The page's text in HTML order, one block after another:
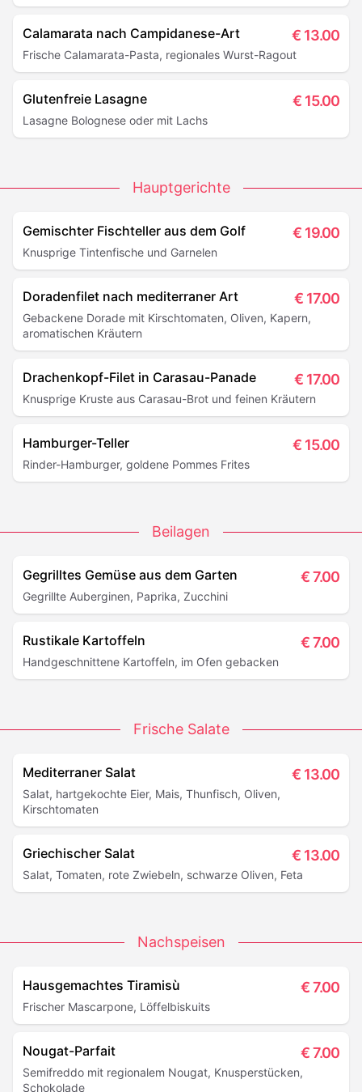
Calamarata nach Campidanese-Art € 13.00
Frische Calamarata-Pasta, regionales Wurst-Ragout
Glutenfreie Lasagne € 15.00
Lasagne Bolognese oder mit Lachs
Hauptgerichte
Gemischter Fischteller aus dem Golf € 19.00
Knusprige Tintenfische und Garnelen
Doradenfilet nach mediterraner Art € 17.00
Gebackene Dorade mit Kirschtomaten, Oliven, Kapern,
aromatischen Kräutern
Drachenkopf-Filet in Carasau-Panade € 17.00
Knusprige Kruste aus Carasau-Brot und feinen Kräutern
Hamburger-Teller € 15.00
Rinder-Hamburger, goldene Pommes Frites
Beilagen
Gegrilltes Gemüse aus dem Garten €7.00
Gegrillte Auberginen, Paprika, Zucchini
Rustikale Kartoffeln €7.00
Handgeschnittene Kartoffeln, im Ofen gebacken
Frische Salate
Mediterraner Salat € 13.00
Salat, hartgekochte Eier, Mais, Thunfisch, Oliven,
Kirschtomaten
Griechischer Salat € 13.00
Salat, Tomaten, rote Zwiebeln, schwarze Oliven, Feta
Nachspeisen
Hausgemachtes Tiramisù €7.00
Frischer Mascarpone, Löffelbiskuits
Nougat-Parfait €7.00
Semifreddo mit regionalem Nougat, Knusperstücken,
Schokolade